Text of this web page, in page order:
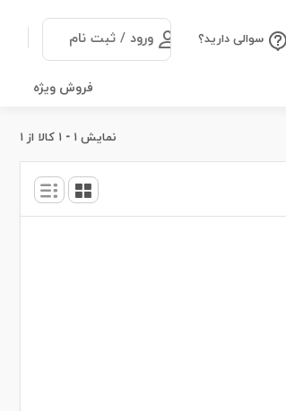
ورود / ثبت نام سوالی دارید؟
فروش ویژه
نمایش ۱ - ۱ کالا از ۱